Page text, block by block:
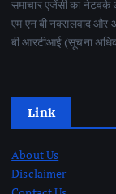
समाचार एजेंसी का
एम एन बी नक्सलवाद और
बी आरटीआई (सूचना
Link
About Us
Disclaimer